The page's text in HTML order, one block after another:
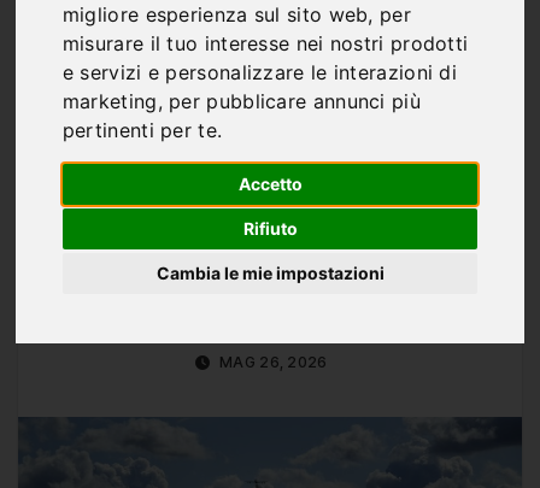
migliore esperienza sul sito web, per
misurare il tuo interesse nei nostri prodotti
e servizi e personalizzare le interazioni di
marketing, per pubblicare annunci più
pertinenti per te.
Accetto
Rifiuto
Cambia le mie impostazioni
Gran Premio d’Italia
2026 a Monza:
programma completo
del weekend di gara
MAG 26, 2026